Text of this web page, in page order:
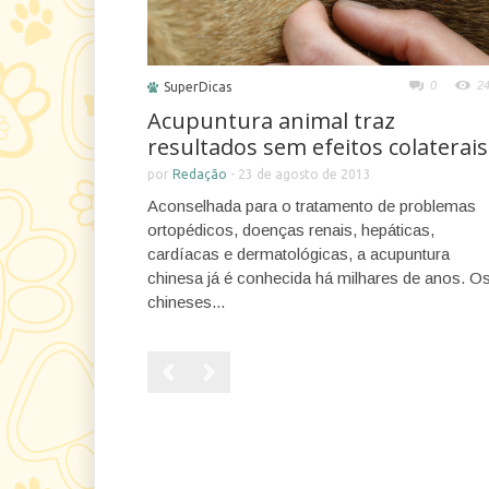
SuperDicas 0
Acupuntura animal traz
resultados sem efeitos colaterais
por Redação - 23 de agosto de 2013
Aconselhada para o tratamento de problemas
ortopédicos, doenças renais, hepáticas,
cardíacas e dermatológicas, a acupuntura
chinesa já é conhecida há milhares de anos.
chineses...